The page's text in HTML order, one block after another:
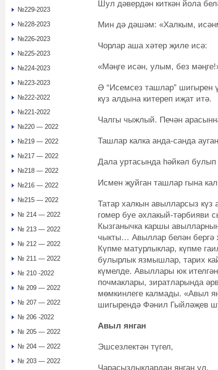
Шул дәвердән киткән йола
Мин дә дәшәм: «Халкым,
Чорлар аша хәтер җиле исә:
«Мәңге исән, улым, без
Ә “Исемсез ташлар” шигырен
күз алдына китереп иҗат итә.
Чалгы чыжлый. Печән
Ташлар калка анда-санда
Дала уртасында һәйкәл булып
Исмен җуйган ташлар гына
Татар халкын авылларсыз
гомер буе әхлакый-тәрбияви
Кызганычка каршы
чыкты… Авыллар белән бергә
Күпме матурлыклар, күпме
булырлык язмышлар, тарих
күмелде. Авыллары юк
почмаклары, зиратларында
мөмкинлеге калмады. «Авыл
шигырендә Фәнил Гыйләҗев
Авыл янган
Эшсезлектән түгел,
Чарасызлыклардан янган ул.
№229-2023
№228-2023
№226-2023
№225-2023
№224-2023
№223-2023
№222-2022
№221-2022
№220 — 2022
№219 — 2022
№217 — 2022
№218 — 2022
№216 — 2022
№215 — 2022
№ 214 — 2022
№ 213 — 2022
№ 212 — 2022
№ 211 — 2022
№ 210 -2022
№ 209 — 2022
№ 207 — 2022
№ 206 -2022
№ 205 — 2022
№ 204 — 2022
№ 203 — 2022